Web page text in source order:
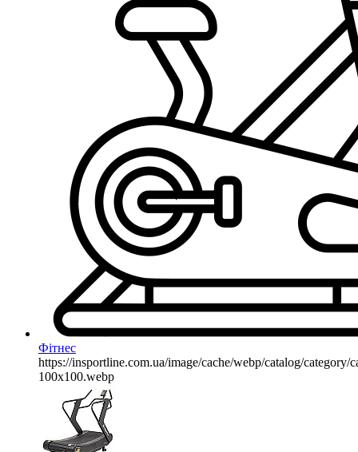
Фітнес
https://insportline.com.ua/image/cache/webp/catalog/category/
100x100.webp